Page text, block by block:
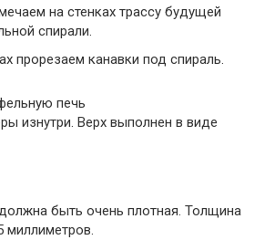
на стенках трассу будущей
спирали.
прорезаем канавки под спираль.
изнутри. Верх выполнен в виде
быть очень плотная. Толщина